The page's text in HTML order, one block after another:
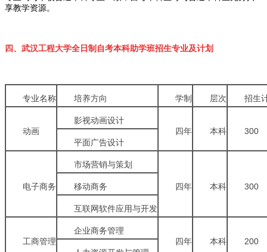
享教学资源。
四、武汉工程大学全日制自考本科助学班招生专业及计划
专业名称 培养方向 学制 层次 招生
动画
影视动画设计
四年
本科
300
平面广告设计
电子商务
市场营销与策划
四年 本科 300
移动商务
互联网软件应用与开发
工商管理
企业商务管理
四年
本科
200